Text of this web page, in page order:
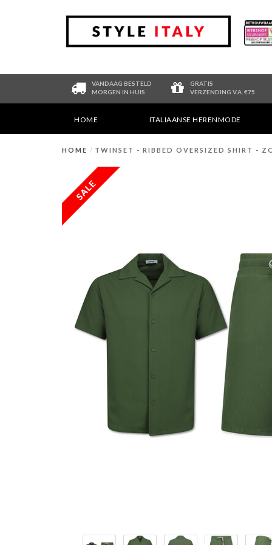
VANDAAG BESTELD
MORGEN IN HUIS
GRATIS
VERZENDING V.A. €75
HOME ITALIAANSE HERENMODE
HOME / TWINSET - RIBBED OVERSIZED SHIRT -